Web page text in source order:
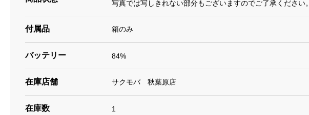
写真では写しきれない部分もございますのでご了承ください。
付属品 箱のみ
バッテリー 84%
在庫店舗 サクモバ 秋葉原店
在庫数 1